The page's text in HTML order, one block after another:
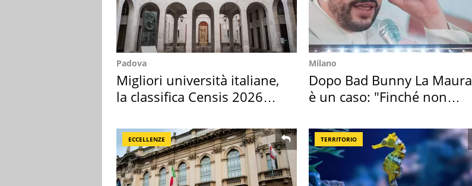
Padova
Migliori università italiane,
la classifica Censis 2026
Milano
Dopo Bad Bunny La Maura
è un caso: "Finché non
ECCELLENZE TERRITORIO